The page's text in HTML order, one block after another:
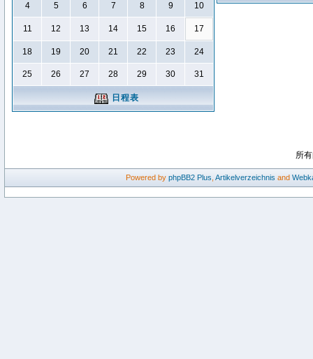
4 5 6 7 8 9 10
11 12 13 14 15 16 17
18 19 20 21 22 23 24
25 26 27 28 29 30 31
日程表
所
Powered by phpBB2 Plus Artikelverzeichnis and